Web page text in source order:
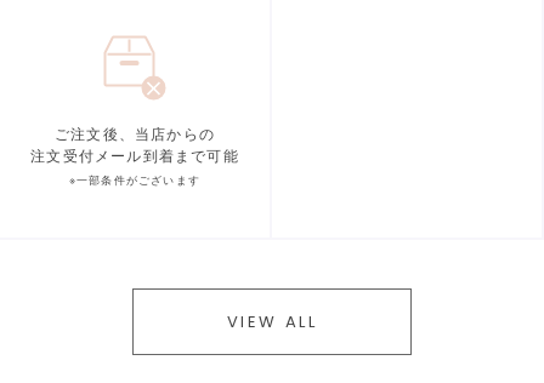
ご注文後、当店からの
注文受付メール到着まで可能
※一部条件がございます
VIEW ALL